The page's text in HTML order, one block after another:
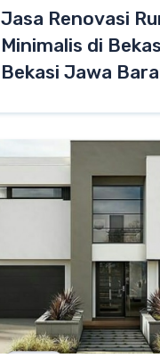
Jasa Renovasi
Minimalis di
Bekasi Jawa